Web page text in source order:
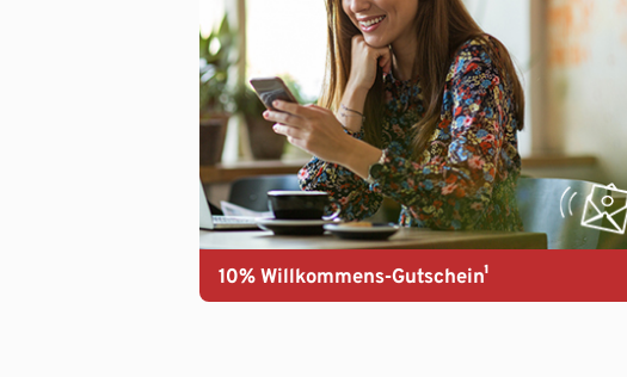
10% Willkommens-Gutschein¹